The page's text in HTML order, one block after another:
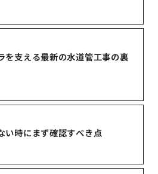
を支える最新の水道管工事の裏
い時にまず確認すべき点